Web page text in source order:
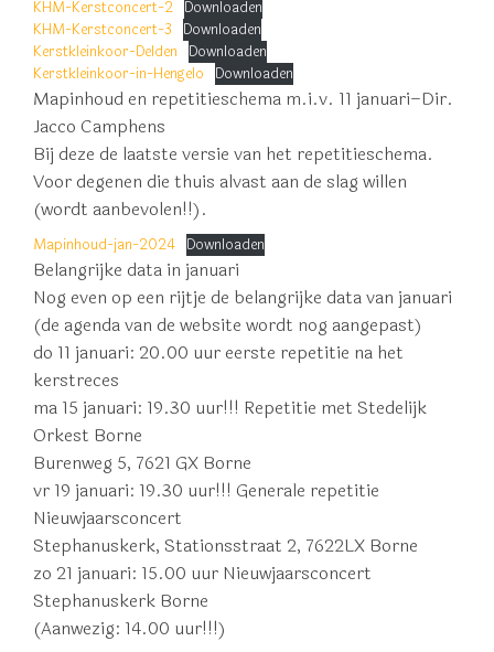
KHM-Kerstconcert-2 Downloaden
KHM-Kerstconcert-3 Downloaden
Kerstkleinkoor-Delden Downloaden
Kerstkleinkoor-in-Hengelo Downloaden
Mapinhoud en repetitieschema m.i.v. 11 januari–Dir.
Jacco Camphens
Bij deze de laatste versie van het repetitieschema.
Voor degenen die thuis alvast aan de slag willen
(wordt aanbevolen!!).
Mapinhoud-jan-2024 Downloaden
Belangrijke data in januari
Nog even op een rijtje de belangrijke data van januari
(de agenda van de website wordt nog aangepast)
do 11 januari: 20.00 uur eerste repetitie na het
kerstreces
ma 15 januari: 19.30 uur!!! Repetitie met Stedelijk
Orkest Borne
Burenweg 5, 7621 GX Borne
vr 19 januari: 19.30 uur!!! Generale repetitie
Nieuwjaarsconcert
Stephanuskerk, Stationsstraat 2, 7622LX Borne
zo 21 januari: 15.00 uur Nieuwjaarsconcert
Stephanuskerk Borne
(Aanwezig: 14.00 uur!!!)